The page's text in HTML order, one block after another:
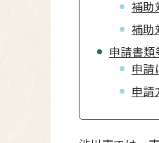
補助
補助
申請書類
申請
申請